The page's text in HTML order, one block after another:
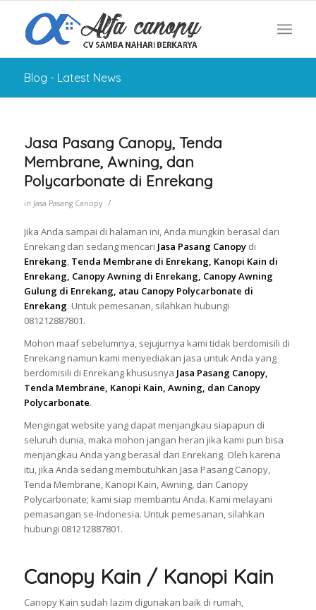
Blog - Latest News
Jasa Pasang Canopy, Tenda
Membrane, Awning, dan
Polycarbonate di Enrekang
in Jasa Pasang Canopy /
Jika Anda sampai di halaman ini, Anda mungkin berasal dari
Enrekang dan sedang mencari Jasa Pasang Canopy di
Enrekang, Tenda Membrane di Enrekang, Kanopi Kain di
Enrekang, Canopy Awning di Enrekang, Canopy Awning
Gulung di Enrekang, atau Canopy Polycarbonate di
Enrekang. Untuk pemesanan, silahkan hubungi
081212887801.
Mohon maaf sebelumnya, sejujurnya kami tidak berdomisili di
Enrekang namun kami menyediakan jasa untuk Anda yang
berdomisili di Enrekang khususnya Jasa Pasang Canopy,
Tenda Membrane, Kanopi Kain, Awning, dan Canopy
Polycarbonate.
Mengingat website yang dapat menjangkau siapapun di
seluruh dunia, maka mohon jangan heran jika kami pun bisa
menjangkau Anda yang berasal dari Enrekang. Oleh karena
itu, jika Anda sedang membutuhkan Jasa Pasang Canopy,
Tenda Membrane, Kanopi Kain, Awning, dan Canopy
Polycarbonate; kami siap membantu Anda. Kami melayani
pemasangan se-Indonesia. Untuk pemesanan, silahkan
hubungi 081212887801.
Canopy Kain / Kanopi Kain
Canopy Kain sudah lazim digunakan baik di rumah,